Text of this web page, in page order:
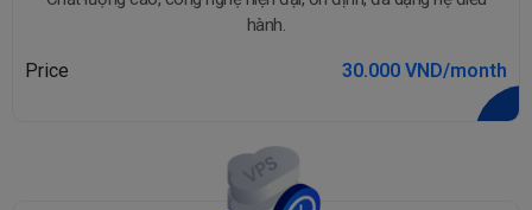
hành.
Price 30.000 VND/month